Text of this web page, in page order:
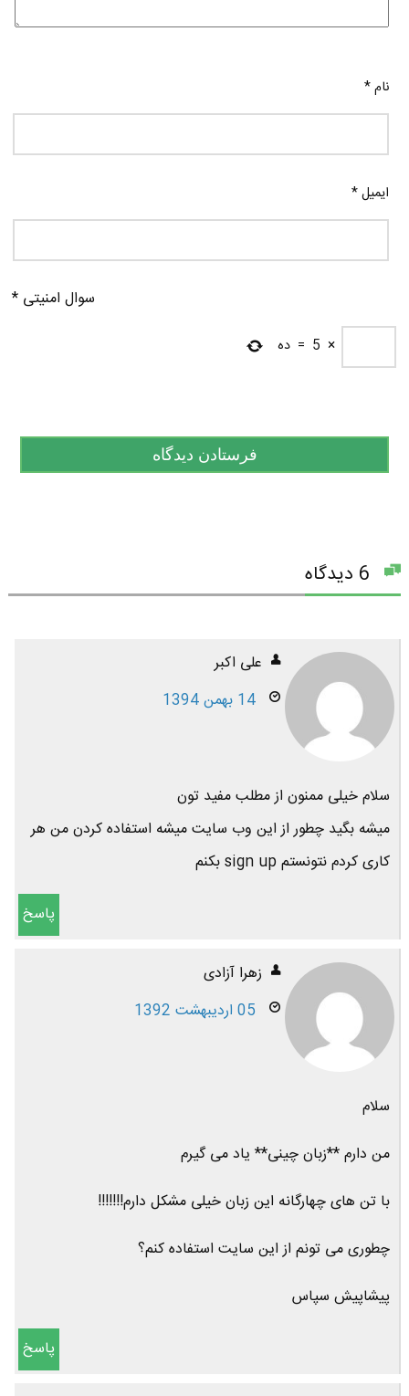
نام*
ایمیل*
سوال امنیتی *
×
5
= ده
علی اکبر
14 بهمن 1394
سلام خیلی ممنون از مطلب مفید تون
میشه بگید چطور از این وب سایت میشه استفاده کردن من هر
کاری کردم نتونستم sign up بکنم
پاسخ
زهرا آزادی
05 اردیبهشت 1392
سلام
من دارم **زبان چینی** یاد می گیرم
با تن های چهارگانه این زبان خیلی مشکل دارم!!!!!!!
چطوری می تونم از این سایت استفاده کنم؟
پیشاپیش سپاس
پاسخ